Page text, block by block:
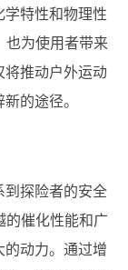
学特性和物理性
也为使用者带来
将推动户外运动
的途径。
到探险者的安全
的催化性能和广
的动力。通过增